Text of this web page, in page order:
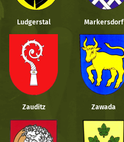
Ludgerstal Markersdorf
Zauditz Zawada